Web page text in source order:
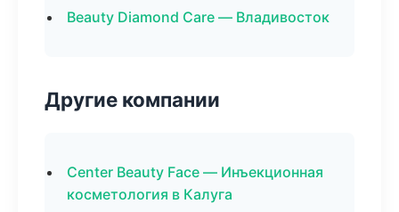
Beauty Diamond Care — Владивосток
Другие компании
Center Beauty Face — Инъекционная
косметология в Калуга